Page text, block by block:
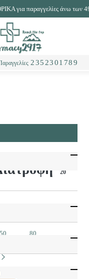
για παραγγελίες άνω των
2352301789
20
50 80
Επόμενο